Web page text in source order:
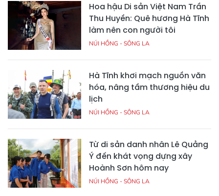
Hoa hậu Di sản Việt Nam Trần
Thu Huyền: Quê hương Hà Tĩnh
làm nên con người tôi
NÚI HỒNG - SÔNG LA
Hà Tĩnh khơi mạch nguồn văn
hóa, nâng tầm thương hiệu du
lịch
NÚI HỒNG - SÔNG LA
Từ di sản danh nhân Lê Quảng
Ý đến khát vọng dựng xây
Hoành Sơn hôm nay
NÚI HỒNG - SÔNG LA